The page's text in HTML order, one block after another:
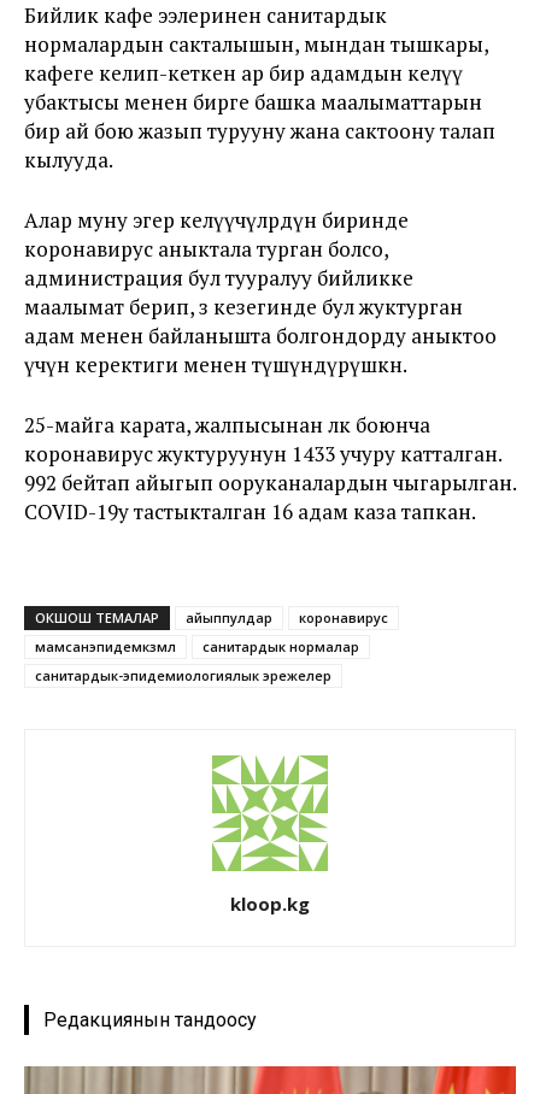
Бийлик кафе ээлеринен санитардык
нормалардын сакталышын, мындан тышкары,
кафеге келип-кеткен ар бир адамдын келүү
убактысы менен бирге башка маалыматтарын
бир ай бою жазып турууну жана сактоону талап
кылууда.
Алар муну эгер келүүчүлөрдүн биринде
коронавирус аныктала турган болсо,
администрация бул тууралуу бийликке
маалымат берип, өз кезегинде бул жуктурган
адам менен байланышта болгондорду аныктоо
үчүн керектиги менен түшүндүрүшкөн.
25-майга карата, жалпысынан өлкө боюнча
коронавирус жуктуруунун 1433 учуру катталган.
992 бейтап айыгып ооруканалардын чыгарылган.
COVID-19у тастыкталган 16 адам каза тапкан.
ОКШОШ ТЕМАЛАР айыппулдар
коронавирус
мамсанэпидемкөзөмөл
санитардык нормалар
санитардык-эпидемиологиялык эрежелер
kloop.kg
Редакциянын тандоосу